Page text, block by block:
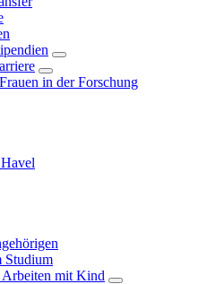
in der Forschung
Studium
Arbeiten mit Kind